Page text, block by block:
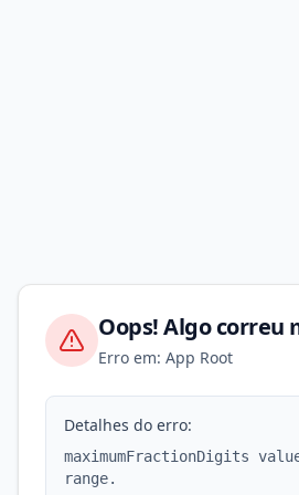
Oops! Algo correu
Erro em: App Root
Detalhes do erro:
maximumFractionDigits
range.